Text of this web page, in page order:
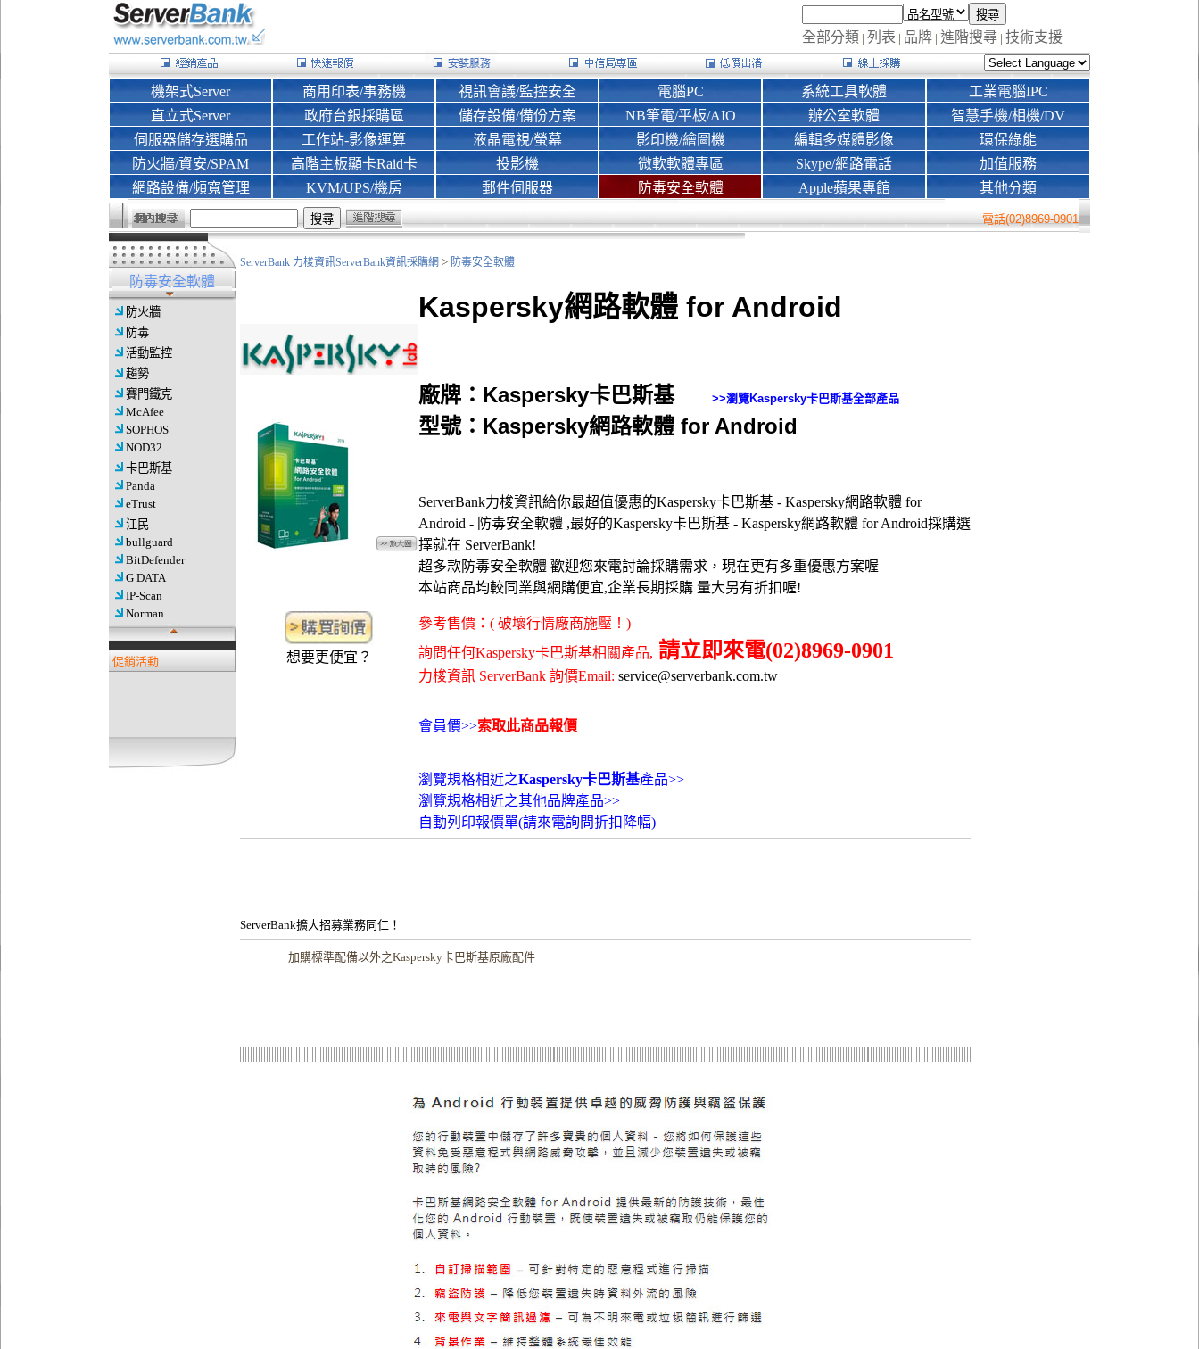
全部分類 | 列表 | 品牌 | 進階搜尋 | 技術支援
機架式Server
直立式Server
伺服器儲存選購品
防火牆/資安/SPAM
網路設備/頻寬管理
商用印表/事務機
政府台銀採購區
工作站-影像運算
高階主板顯卡Raid卡
KVM/UPS/機房
視訊會議/監控安全
儲存設備/備份方案
液晶電視/螢幕
投影機
郵件伺服器
電腦PC
NB筆電/平板/AIO
影印機/繪圖機
微軟軟體專區
防毒安全軟體
系統工具軟體
辦公室軟體
編輯多媒體影像
Skype/網路電話
Apple蘋果專館
工業電腦IPC
智慧手機/相機/DV
環保綠能
加值服務
其他分類
電話(02)8969-0901
防毒安全軟體
防火牆
防毒
活動監控
趨勢
賽門鐵克
McAfee
SOPHOS
NOD32
卡巴斯基
Panda
eTrust
江民
bullguard
BitDefender
G DATA
IP-Scan
Norman
促銷活動
ServerBank 力梭資訊ServerBank資訊採購網 > 防毒安全軟體
Kaspersky網路軟體 for Android
廠牌：Kaspersky卡巴斯基 >>瀏覽Kaspersky卡巴斯基全部產品
型號：Kaspersky網路軟體 for Android
ServerBank力梭資訊給你最超值優惠的Kaspersky卡巴斯基 - Kaspersky網路軟體 for
Android - 防毒安全軟體 ,最好的Kaspersky卡巴斯基 - Kaspersky網路軟體 for Android採購選
擇就在 ServerBank!
超多款防毒安全軟體 歡迎您來電討論採購需求，現在更有多重優惠方案喔
本站商品均較同業與網購便宜,企業長期採購 量大另有折扣喔!
想要更便宜？
參考售價：( 破壞行情廠商施壓！)
詢問任何Kaspersky卡巴斯基相關產品, 請立即來電(02)8969-0901
力梭資訊 ServerBank 詢價Email: service@serverbank.com.tw
會員價>>索取此商品報價
瀏覽規格相近之Kaspersky卡巴斯基產品>>
瀏覽規格相近之其他品牌產品>>
自動列印報價單(請來電詢問折扣降幅)
ServerBank擴大招募業務同仁！
加購標準配備以外之Kaspersky卡巴斯基原廠配件